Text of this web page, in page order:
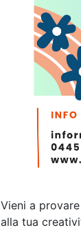
Vieni a
alla tua